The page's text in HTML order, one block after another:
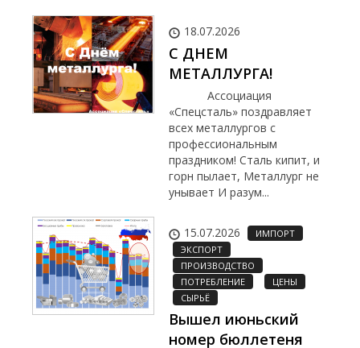
18.07.2026
С ДНЕМ
МЕТАЛЛУРГА!
Ассоциация
«Спецсталь» поздравляет
всех металлургов с
профессиональным
праздником! Сталь кипит, и
горн пылает, Металлург не
унывает И разум...
15.07.2026
ИМПОРТ
ЭКСПОРТ
ПРОИЗВОДСТВО
ПОТРЕБЛЕНИЕ
ЦЕНЫ
СЫРЬЁ
Вышел июньский
номер бюллетеня